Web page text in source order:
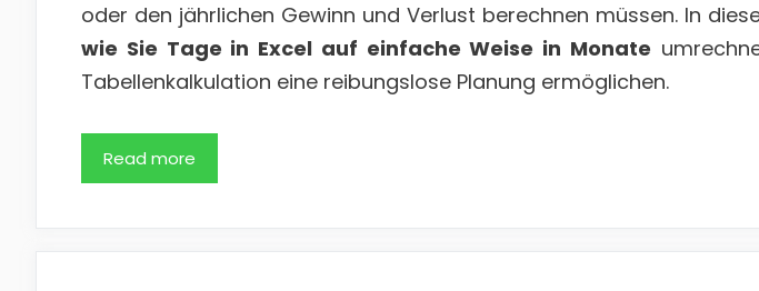
oder den jährlichen Gewinn und Verlust berechnen müssen. In
wie Sie Tage in Excel auf einfache Weise in Monate
Tabellenkalkulation eine reibungslose Planung ermöglichen.
Read more